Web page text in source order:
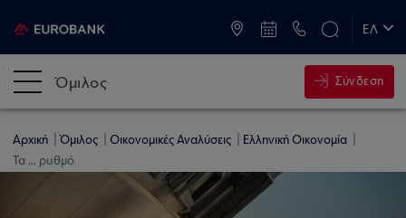
ΕΛ
Όμιλος Σύνδεση
Αρχική Όμιλος Οικονομικές Αναλύσεις
Ελληνική Οικονομία
Τα ... ρυθμό